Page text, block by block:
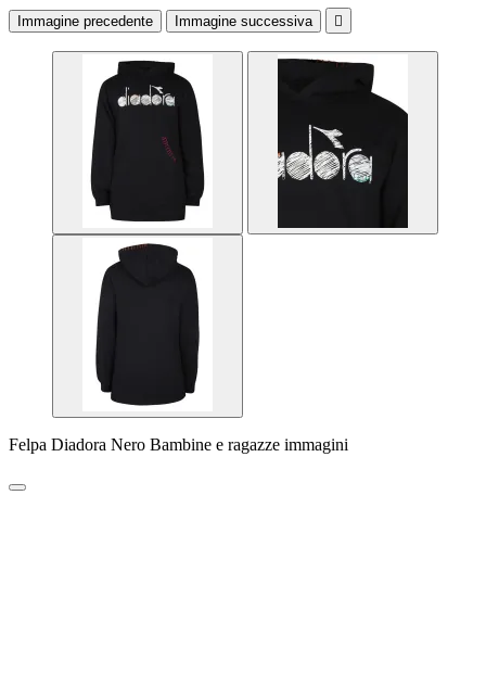
Immagine precedente Immagine successiva 
Felpa Diadora Nero Bambine e ragazze immagini